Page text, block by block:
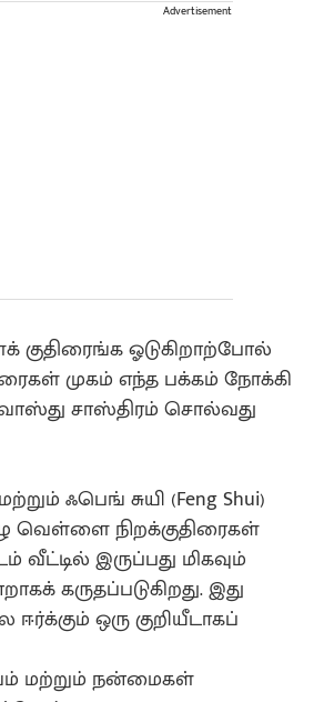
Advertisement
குதிரைங்க ஓடுகிறாற்போல்
முகம் எந்த பக்கம் நோக்கி
சாஸ்திரம் சொல்வது
ஃபெங் சுயி (Feng Shui)
வெள்ளை நிறக்குதிரைகள்
இருப்பது மிகவும்
கருதப்படுகிறது. இது
ஒரு குறியீடாகப்
மற்றும் நன்மைகள்